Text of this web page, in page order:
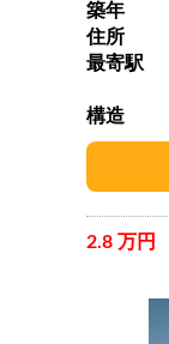
築年
住所
最寄駅
構造
2.8 万円